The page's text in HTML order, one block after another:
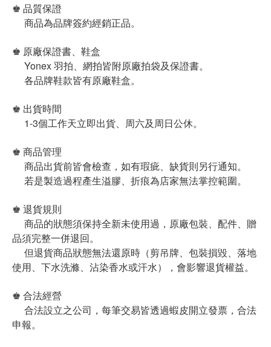
♚ 品質保證
商品為品牌簽約經銷正品。
♚ 原廠保證書、鞋盒
Yonex 羽拍、網拍皆附原廠拍袋及保證書。
各品牌鞋款皆有原廠鞋盒。
♚ 出貨時間
1-3個工作天立即出貨、周六及周日公休。
♚ 商品管理
商品出貨前皆會檢查，如有瑕疵、缺貨則另行通知。
若是製造過程產生溢膠、折痕為店家無法掌控範圍。
♚ 退貨規則
商品的狀態須保持全新未使用過，原廠包裝、配件、贈
品須完整一併退回。
但退貨商品狀態無法還原時（剪吊牌、包裝損毀、落地
使用、下水洗滌、沾染香水或汗水），會影響退貨權益。
♚ 合法經營
合法設立之公司，每筆交易皆透過蝦皮開立發票，合法
申報。